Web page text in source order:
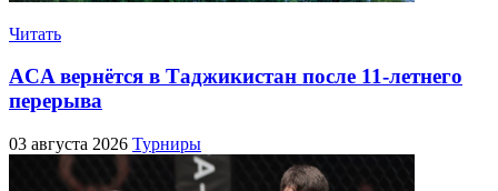
Читать
ACA вернётся в Таджикистан после 11-летнего
перерыва
03 августа 2026 Турниры